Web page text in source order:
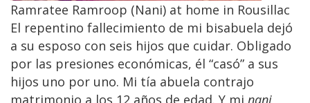
Ramratee Ramroop (Nani) at home in Rousillac
El repentino fallecimiento de mi bisabuela dejó
a su esposo con seis hijos que cuidar. Obligado
por las presiones económicas, él “casó” a sus
hijos uno por uno. Mi tía abuela contrajo
matrimonio a los 12 años de edad. Y mi nani